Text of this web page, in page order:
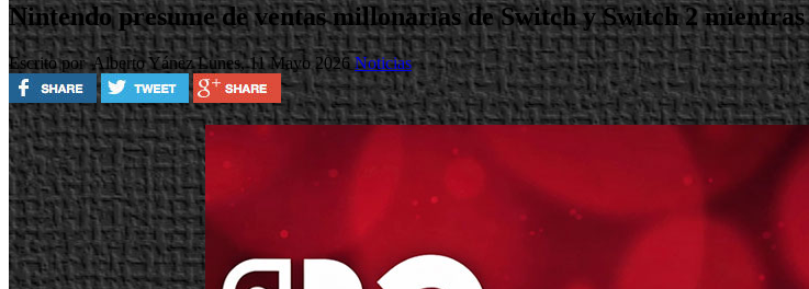
Nintendo presume de ventas millonarias de Switch y Switch 2
Escrito por Alberto YánezLunes, 11 Mayo 2026Noticias